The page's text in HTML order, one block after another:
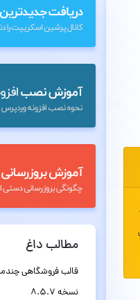
مطالب داغ
نسخه 8.5.7